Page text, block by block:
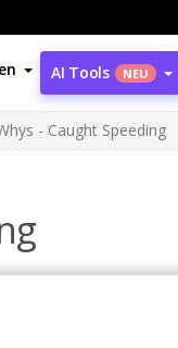
AI Tools NEU
- Caught Speeding